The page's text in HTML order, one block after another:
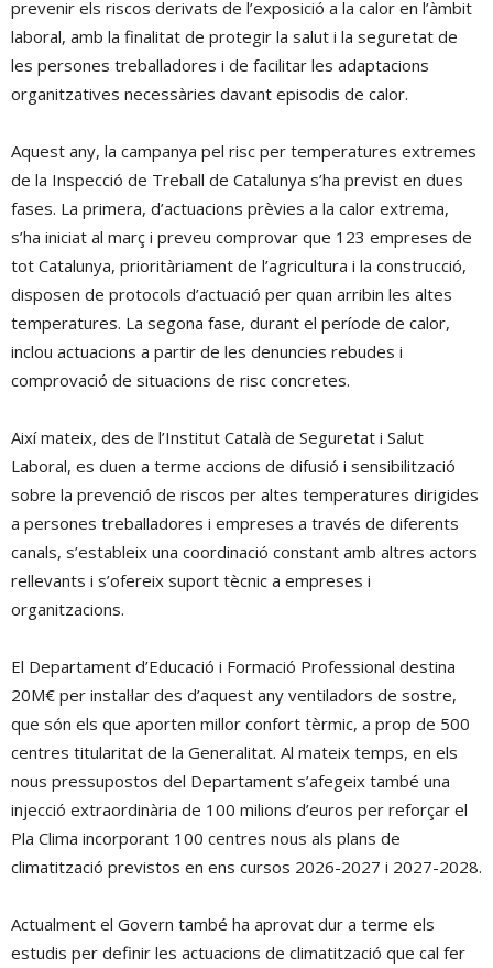
prevenir els riscos derivats de l’exposició a la calor en l’àmbit
laboral, amb la finalitat de protegir la salut i la seguretat de
les persones treballadores i de facilitar les adaptacions
organitzatives necessàries davant episodis de calor.
Aquest any, la campanya pel risc per temperatures extremes
de la Inspecció de Treball de Catalunya s’ha previst en dues
fases. La primera, d’actuacions prèvies a la calor extrema,
s’ha iniciat al març i preveu comprovar que 123 empreses de
tot Catalunya, prioritàriament de l’agricultura i la construcció,
disposen de protocols d’actuació per quan arribin les altes
temperatures. La segona fase, durant el període de calor,
inclou actuacions a partir de les denuncies rebudes i
comprovació de situacions de risc concretes.
Així mateix, des de l’Institut Català de Seguretat i Salut
Laboral, es duen a terme accions de difusió i sensibilització
sobre la prevenció de riscos per altes temperatures dirigides
a persones treballadores i empreses a través de diferents
canals, s’estableix una coordinació constant amb altres actors
rellevants i s’ofereix suport tècnic a empreses i
organitzacions.
El Departament d’Educació i Formació Professional destina
20M€ per instal·lar des d’aquest any ventiladors de sostre,
que són els que aporten millor confort tèrmic, a prop de 500
centres titularitat de la Generalitat. Al mateix temps, en els
nous pressupostos del Departament s’afegeix també una
injecció extraordinària de 100 milions d’euros per reforçar el
Pla Clima incorporant 100 centres nous als plans de
climatització previstos en ens cursos 2026-2027 i 2027-2028.
Actualment el Govern també ha aprovat dur a terme els
estudis per definir les actuacions de climatització que cal fer